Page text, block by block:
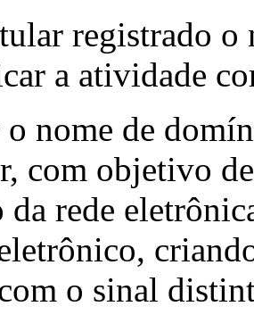
registrado
a atividade
o nome de
com objetivo
da rede
o sinal